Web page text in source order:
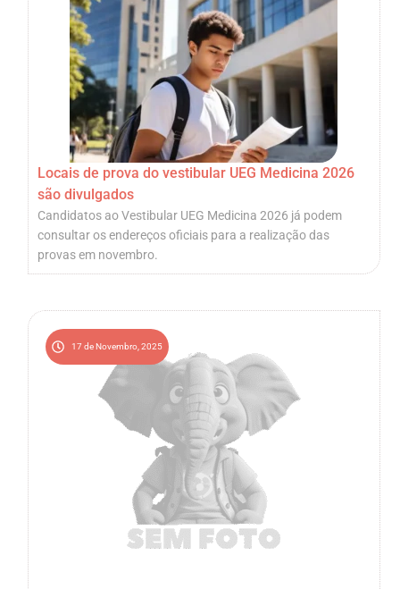
Locais de prova do vestibular UEG Medicina 2026
são divulgados
Candidatos ao Vestibular UEG Medicina 2026 já podem
consultar os endereços oficiais para a realização das
provas em novembro.
17 de Novembro, 2025